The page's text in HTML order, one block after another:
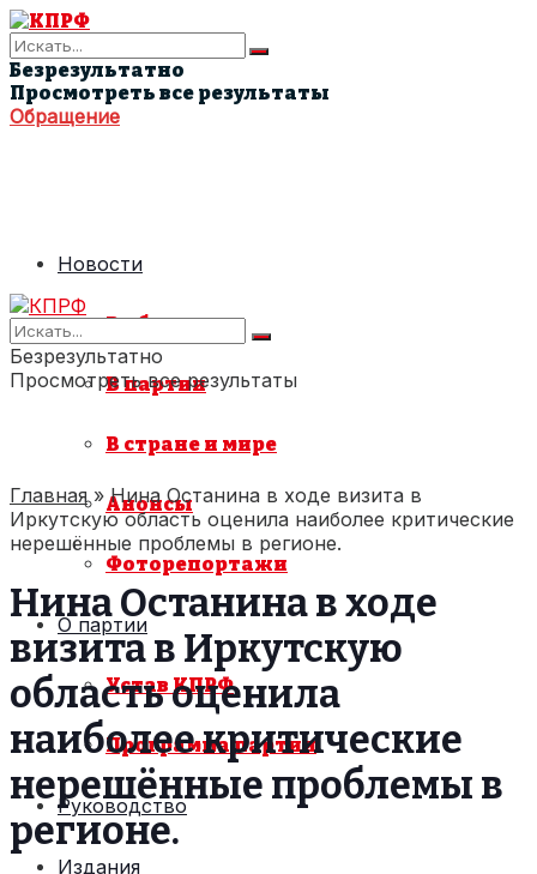
Безрезультатно
Просмотреть все результаты
Обращение
Новости
В области
В партии
В стране и мире
Анонсы
Фоторепортажи
О партии
Устав КПРФ
Программа партии
Руководство
Издания
Безрезультатно
Просмотреть все результаты
Главная»Нина Останина в ходе визита в
Иркутскую область оценила наиболее критические
нерешённые проблемы в регионе.
Нина Останина в ходе
визита в Иркутскую
область оценила
наиболее критические
нерешённые проблемы в
регионе.